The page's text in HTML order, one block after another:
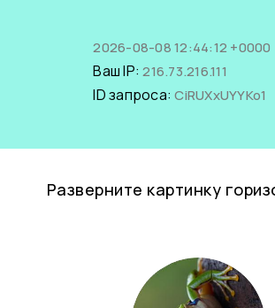
2026-08-08 12:44:12 +0000
Ваш IP:216.73.216.111
ID запроса:CiRUXxUYYKo1
Разверните картинку